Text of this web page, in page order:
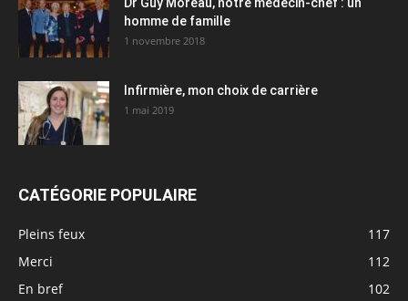
homme de famille
1 novembre 2018
Infirmière, mon choix de carrière
1 mai 2019
CATÉGORIE POPULAIRE
Pleins feux
117
Merci
112
En bref
102